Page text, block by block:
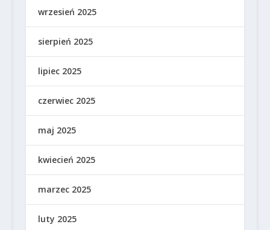
wrzesień 2025
sierpień 2025
lipiec 2025
czerwiec 2025
maj 2025
kwiecień 2025
marzec 2025
luty 2025